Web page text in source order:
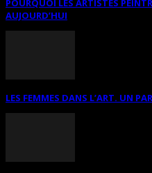
POURQUOI LES ARTISTES
AUJOURD’HUI
LES FEMMES DANS L’ART. UN